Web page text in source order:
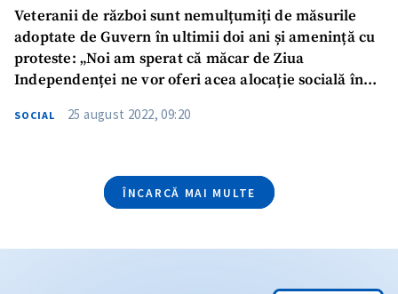
Veteranii de război sunt nemulțumiți de măsurile
adoptate de Guvern în ultimii doi ani și amenință cu
proteste: „Noi am sperat că măcar de Ziua
Independenței ne vor oferi acea alocație socială în
nefondate și rău intenționate”
SOCIAL 25 august 2022, 09:20
ÎNCARCĂ MAI MULTE